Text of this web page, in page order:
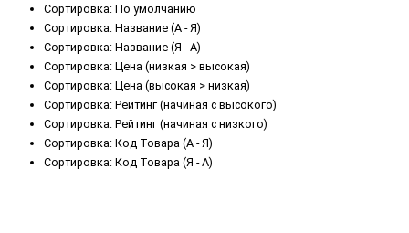
Сортировка: По умолчанию
Сортировка: Название (А - Я)
Сортировка: Название (Я - А)
Сортировка: Цена (низкая > высокая)
Сортировка: Цена (высокая > низкая)
Сортировка: Рейтинг (начиная с высокого)
Сортировка: Рейтинг (начиная с низкого)
Сортировка: Код Товара (А - Я)
Сортировка: Код Товара (Я - А)